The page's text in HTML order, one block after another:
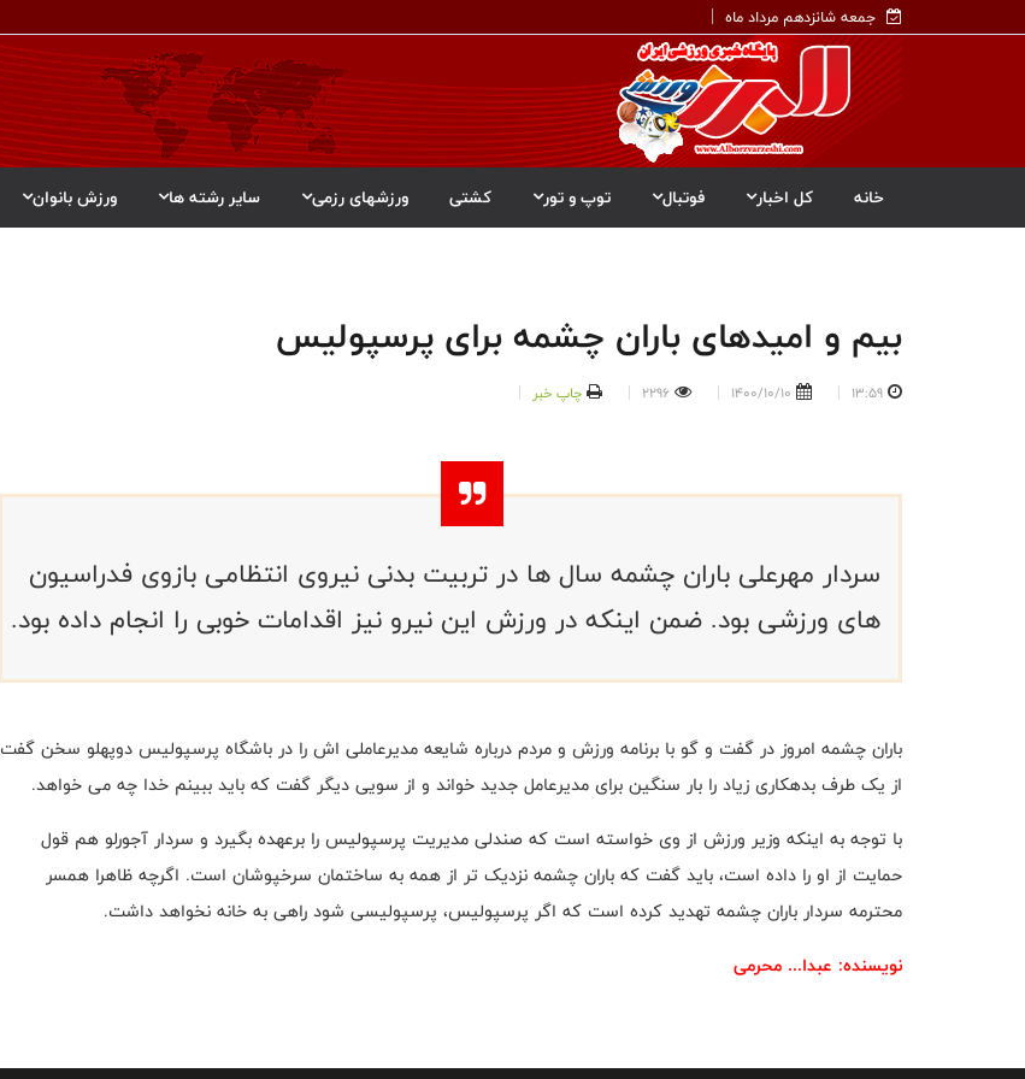
جمعه شانزدهم مرداد ماه
خانه کل اخبار فوتبال توپ و تور کشتی ورزشهای رزمی سایر رشته ها ورزش بانوان
بیم و امیدهای باران چشمه برای پرسپولیس
13:59
1400/10/10
2296 چاپ خبر
سردار مهرعلی باران چشمه سال ها در تربیت بدنی نیروی انتظامی بازوی فدراسیون
های ورزشی بود. ضمن اینکه در ورزش این نیرو نیز اقدامات خوبی را انجام داده بود.
باران چشمه امروز در گفت و گو با برنامه ورزش و مردم درباره شایعه مدیرعاملی اش را در باشگاه پرسپولیس دوپهلو سخن گفت
از یک طرف بدهکاری زیاد را بار سنگین برای مدیرعامل جدید خواند و از سویی دیگر گفت که باید ببینم خدا چه می خواهد.
با توجه به اینکه وزیر ورزش از وی خواسته است که صندلی مدیریت پرسپولیس را برعهده بگیرد و سردار آجورلو هم قول
حمایت از او را داده است، باید گفت که باران چشمه نزدیک تر از همه به ساختمان سرخپوشان است. اگرچه ظاهرا همسر
محترمه سردار باران چشمه تهدید کرده است که اگر پرسپولیس، پرسپولیسی شود راهی به خانه نخواهد داشت.
نویسنده: عبدا... محرمی